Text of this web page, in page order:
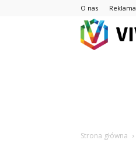
O nas Reklama
Strona główna